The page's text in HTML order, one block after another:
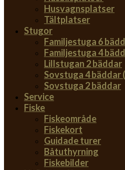
Husvagnsplatser
Tältplatser
Stugor
Familjestuga 6
Familjestuga 4
Lillstugan 2 bäddar
Sovstuga 4 bäddar
Sovstuga 2 bäddar
Service
Fiske
Fiskeområde
Fiskekort
Guidade turer
Båtuthyrning
Fiskebilder